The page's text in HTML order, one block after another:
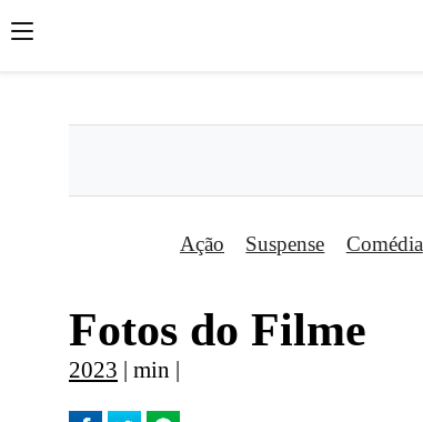
';';
Ação Suspense Comédia
Fotos do Filme
2023 | min |